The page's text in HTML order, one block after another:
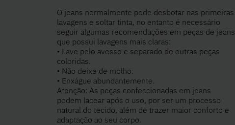
O jeans normalmente pode desbotar nas primeiras
lavagens e soltar tinta, no entanto é necessário
seguir algumas recomendações em peças de jeans
que possui lavagens mais claras:
• Lave pelo avesso e separado de outras peças
coloridas.
• Não deixe de molho.
• Enxágue abundantemente.
Atenção: As peças confeccionadas em jeans
podem lacear após o uso, por ser um processo
natural do tecido, além de trazer maior conforto e
adaptação ao seu corpo.